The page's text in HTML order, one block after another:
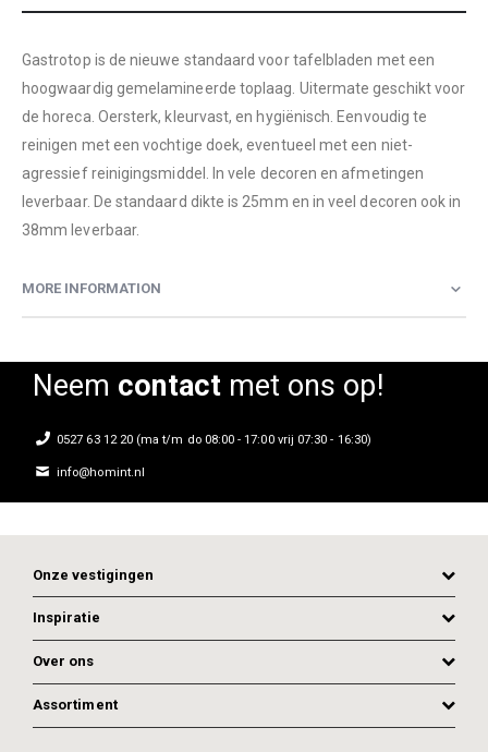
Gastrotop is de nieuwe standaard voor tafelbladen met een
hoogwaardig gemelamineerde toplaag. Uitermate geschikt voor
de horeca. Oersterk, kleurvast, en hygiënisch. Eenvoudig te
reinigen met een vochtige doek, eventueel met een niet-
agressief reinigingsmiddel. In vele decoren en afmetingen
leverbaar. De standaard dikte is 25mm en in veel decoren ook in
38mm leverbaar.
MORE INFORMATION
Neem contactmet ons op!
0527 63 12 20 (ma t/m do 08:00 - 17:00 vrij 07:30 - 16:30)
info@homint.nl
Onze vestigingen
Inspiratie
Over ons
Assortiment